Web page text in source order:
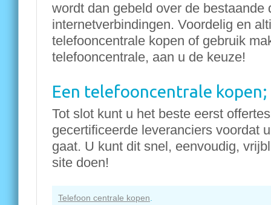
wordt dan gebeld over de bestaande
internetverbindingen. Voordelig en
telefooncentrale kopen of gebruik
telefooncentrale, aan u de keuze!
Een telefooncentrale kopen;
Tot slot kunt u het beste eerst
gecertificeerde leveranciers voordat
gaat. U kunt dit snel, eenvoudig,
site doen!
Telefoon centrale kopen